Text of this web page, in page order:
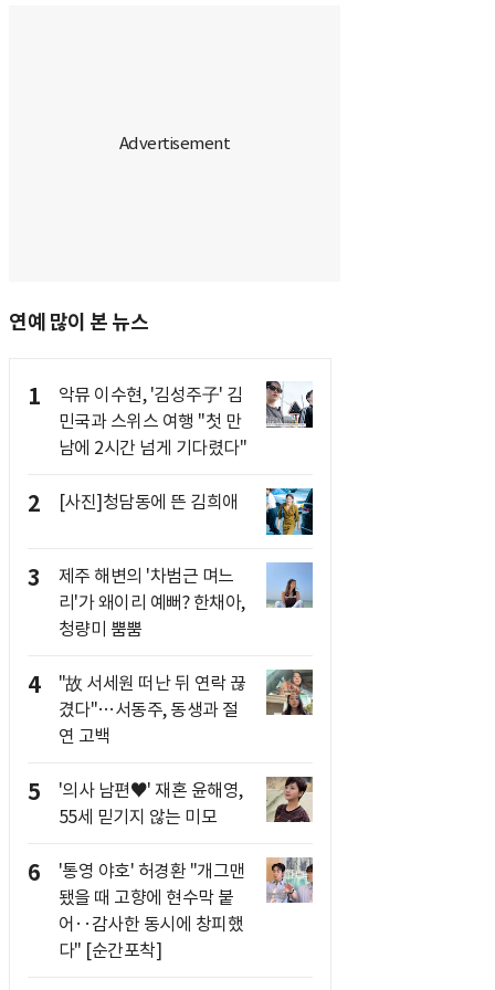
연예 많이 본 뉴스
1
악뮤 이수현, '김성주子' 김
민국과 스위스 여행 "첫 만
남에 2시간 넘게 기다렸다"
2 [사진]청담동에 뜬 김희애
3
제주 해변의 '차범근 며느
리'가 왜이리 예뻐? 한채아,
청량미 뿜뿜
4
"故 서세원 떠난 뒤 연락 끊
겼다"…서동주, 동생과 절
연 고백
5
'의사 남편♥' 재혼 윤해영,
55세 믿기지 않는 미모
6
'통영 야호' 허경환 "개그맨
됐을 때 고향에 현수막 붙
어‥감사한 동시에 창피했
다" [순간포착]